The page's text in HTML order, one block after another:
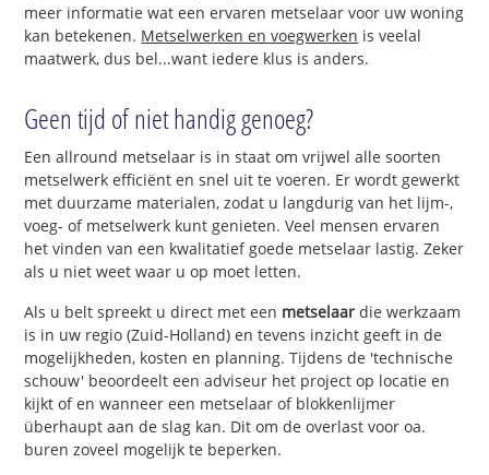
meer informatie wat een ervaren metselaar voor uw woning
kan betekenen. Metselwerken en voegwerken is veelal
maatwerk, dus bel...want iedere klus is anders.
Geen tijd of niet handig genoeg?
Een allround metselaar is in staat om vrijwel alle soorten
metselwerk efficiënt en snel uit te voeren. Er wordt gewerkt
met duurzame materialen, zodat u langdurig van het lijm-,
voeg- of metselwerk kunt genieten. Veel mensen ervaren
het vinden van een kwalitatief goede metselaar lastig. Zeker
als u niet weet waar u op moet letten.
Als u belt spreekt u direct met een metselaar die werkzaam
is in uw regio (Zuid-Holland) en tevens inzicht geeft in de
mogelijkheden, kosten en planning. Tijdens de 'technische
schouw' beoordeelt een adviseur het project op locatie en
kijkt of en wanneer een metselaar of blokkenlijmer
überhaupt aan de slag kan. Dit om de overlast voor oa.
buren zoveel mogelijk te beperken.